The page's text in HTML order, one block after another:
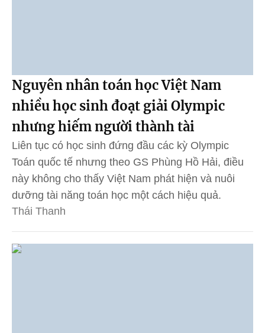
Nguyên nhân toán học Việt Nam
nhiều học sinh đoạt giải Olympic
nhưng hiếm người thành tài
Liên tục có học sinh đứng đầu các kỳ Olympic
Toán quốc tế nhưng theo GS Phùng Hồ Hải, điều
này không cho thấy Việt Nam phát hiện và nuôi
dưỡng tài năng toán học một cách hiệu quả.
Thái Thanh